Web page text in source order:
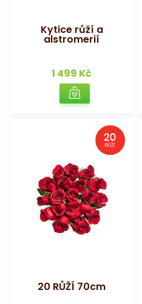
Kytice růží a
alstromerií
1 499 Kč
20 RŮŽÍ 70cm